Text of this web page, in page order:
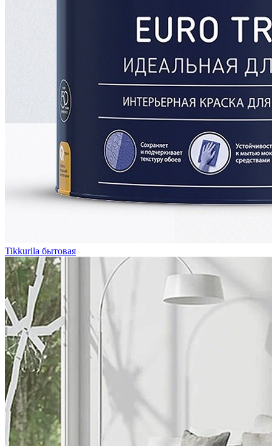
Tikkurila бытовая